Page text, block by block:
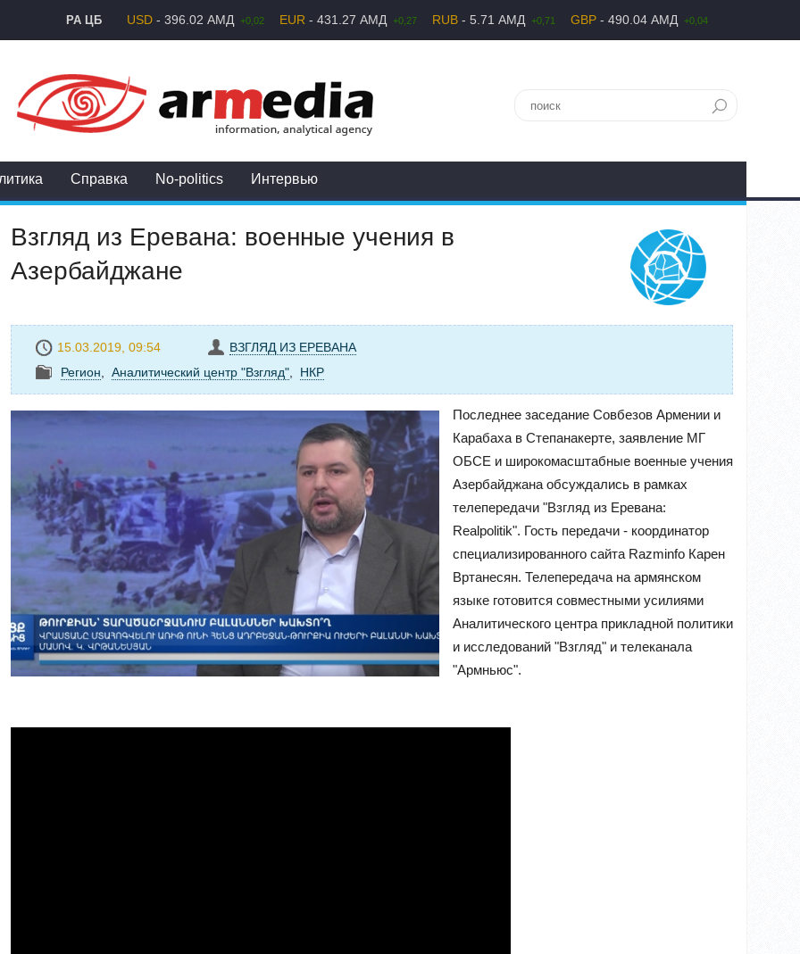
РА ЦБ USD - 396.02 АМД +0,02 EUR - 431.27 АМД +0,27 RUB - 5.71 АМД +0,71 GBP - 490.04 АМД +0,04
Справка No-politics Интервью
Взгляд из Еревана: военные учения в
Азербайджане
15.03.2019, 09:54
ВЗГЛЯД ИЗ ЕРЕВАНА
Регион
Аналитический центр "Взгляд" НКР
Последнее заседание Совбезов Армении и
Карабаха в Степанакерте, заявление МГ
ОБСЕ и широкомасштабные военные учения
Азербайджана обсуждались в рамках
телепередачи "Взгляд из Еревана:
Realpolitik". Гость передачи - координатор
специализированного сайта Razminfo Карен
Вртанесян. Телепередача на армянском
языке готовится совместными усилиями
Аналитического центра прикладной политики
и исследований "Взгляд" и телеканала
"Армньюс".